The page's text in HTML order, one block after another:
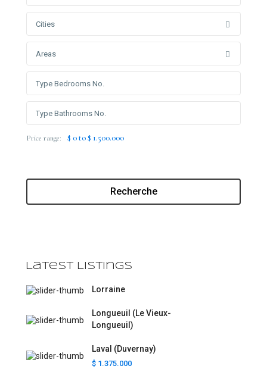
Cities
Areas
Price range: $ 0 to $ 1.500.000
Recherche
Latest Listings
Lorraine
Longueuil (Le Vieux-
Longueuil)
Laval (Duvernay)
$ 1.375.000